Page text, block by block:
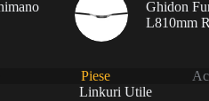
Ghidon
L810mm
Piese
Linkuri Utile